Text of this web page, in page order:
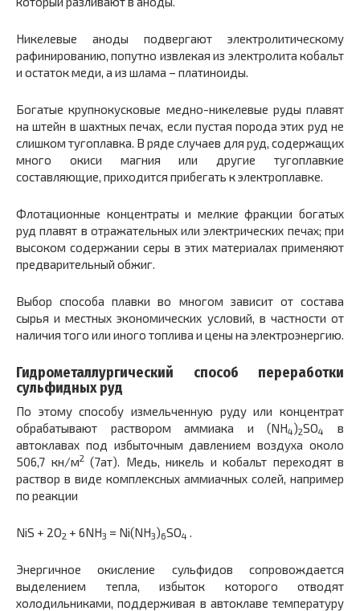
Никелевые аноды подвергают электролитическому
рафинированию, попутно извлекая из электролита кобальт
и остаток меди, а из шлама – платиноиды.
Богатые крупнокусковые медно-никелевые руды плавят
на штейн в шахтных печах, если пустая порода этих руд не
слишком тугоплавка. В ряде случаев для руд, содержащих
много окиси магния или другие тугоплавкие
составляющие, приходится прибегать к электроплавке.
Флотационные концентраты и мелкие фракции богатых
руд плавят в отражательных или электрических печах; при
высоком содержании серы в этих материалах применяют
предварительный обжиг.
Выбор способа плавки во многом зависит от состава
сырья и местных экономических условий, в частности от
наличия того или иного топлива и цены на электроэнергию.
Гидрометаллургический способ переработки
сульфидных руд
По этому способу измельченную руду или концентрат
обрабатывают раствором аммиака и (NH4)2SO4
в
автоклавах под избыточным давлением воздуха около
506,7 кн/м2(7ат). Медь, никель и кобальт переходят в
раствор в виде комплексных аммиачных солей, например
по реакции
NiS + 2O2 + 6NH3 = Ni(NH3)6SO4 .
Энергичное окисление сульфидов сопровождается
выделением тепла, избыток которого отводят
холодильниками, поддерживая в автоклаве температуру